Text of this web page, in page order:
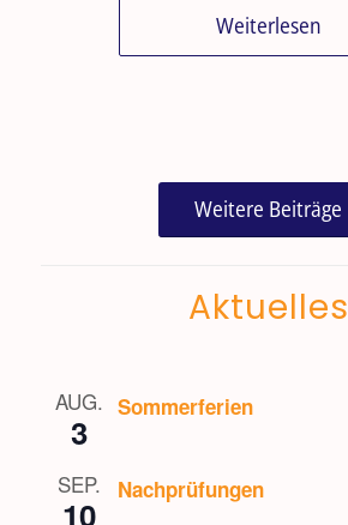
Weiterlesen
Weitere Beiträge
Aktuelles
AUG.
3
Sommerferien
SEP.
10
Nachprüfungen